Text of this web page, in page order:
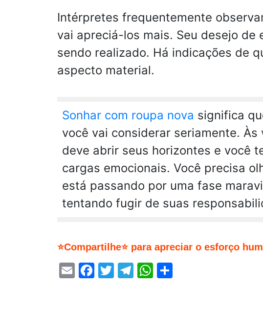
Intérpretes frequentemente
vai apreciá-los mais. Seu desejo
sendo realizado. Há indicações de
aspecto material.
Sonhar com roupa nova significa
você vai considerar seriamente.
deve abrir seus horizontes e você
cargas emocionais. Você precisa
está passando por uma fase
tentando fugir de suas
⭐Compartilhe⭐ para apreciar o esforço
EmailFacebook
Twitter
Telegram
WhatsApp